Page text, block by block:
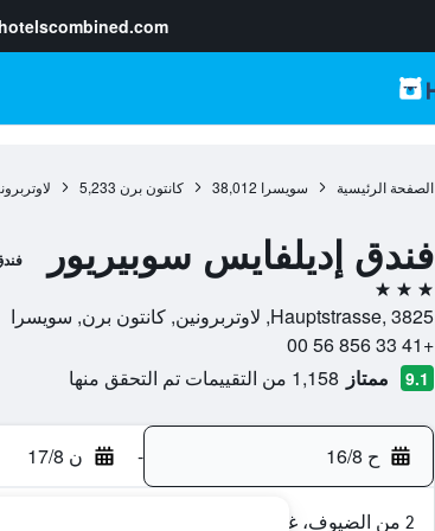
الصفحة الرئيسية سويسرا 38,012 كانتون برن 5,233
فندق إديلفايس سوبيريور
3 نجوم
Hauptstrasse, 3825, لاوتربرونين, كانتون برن, سويسرا
+41 33 856 56 00
9.1 ممتاز 1,158 من التقييمات تم التحقق منها
ح 16/8 - ن 17/8
2 من الضيوف، غرفة واحدة